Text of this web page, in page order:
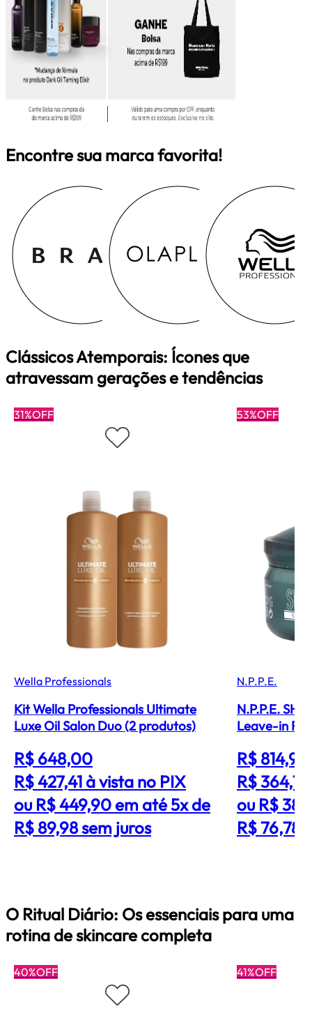
Encontre sua marca favorita!
Clássicos Atemporais: Ícones que
atravessam gerações e tendências
31%OFF
Wella Professionals
Kit Wella Professionals Ultimate
Luxe Oil Salon Duo (2 produtos)
R$ 648,00
R$ 427,41à vista no PIX
ou R$ 449,90 em até 5x de
R$ 89,98 sem juros
53%OFF
N.P.P.E.
N.P.P.E.
Leave-in
R$ 814,90
R$ 364,71
ou R$
R$ 76,78
O Ritual Diário: Os essenciais para uma
rotina de skincare completa
40%OFF 41%OFF